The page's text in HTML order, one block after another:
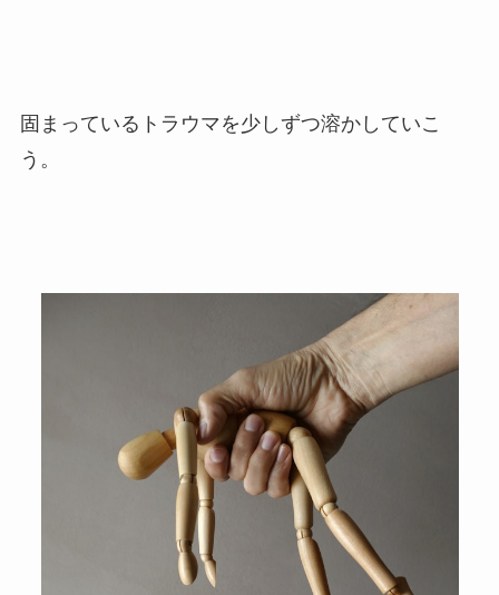
固まっているトラウマを少しずつ溶かしていこ
う。